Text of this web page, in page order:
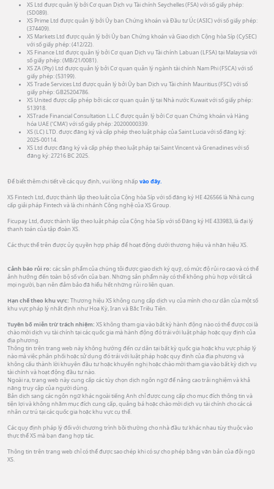
XS Ltd được quản lý bởi Cơ quan Dịch vụ Tài chính Seychelles (FSA) với số giấy phép:
(SD089).
XS Prime Ltd được quản lý bởi Ủy ban Chứng khoán và Đầu tư Úc (ASIC) với số giấy phép:
(374409).
XS Markets Ltd được quản lý bởi Ủy ban Chứng khoán và Giao dịch Cộng hòa Síp (CySEC)
với số giấy phép: (412/22).
XS Finance Ltd được quản lý bởi Cơ quan Dịch vụ Tài chính Labuan (LFSA) tại Malaysia với
số giấy phép: (MB/21/0081).
XS ZA (Pty) Ltd được quản lý bởi Cơ quan quản lý ngành tài chính Nam Phi (FSCA) với số
giấy phép: (53199).
XS Trade Services Ltd được quản lý bởi Ủy ban Dịch vụ Tài chính Mauritius (FSC) với số
giấy phép: GB25204786.
XS United được cấp phép bởi các cơ quan quản lý tại Nhà nước Kuwait với số giấy phép:
513918.
XSTrade Financial Consultation L.L.C được quản lý bởi Cơ quan Chứng khoán và Hàng
hóa UAE (‘CMA’) với số giấy phép: 20200000339.
XS (LC) LTD. được đăng ký và cấp phép theo luật pháp của Saint Lucia với số đăng ký:
2025-00114.
XS Ltd được đăng ký và cấp phép theo luật pháp tại Saint Vincent và Grenadines với số
đăng ký: 27216 BC 2025.
Để biết thêm chi tiết về các quy định, vui lòng nhấp vào đây.
XS Fintech Ltd, được thành lập theo luật của Cộng hòa Síp với số đăng ký HE 426566 là Nhà cung
cấp giải pháp Fintech và là chi nhánh Công nghệ của XS Group.
Ficupay Ltd, được thành lập theo luật pháp của Cộng hòa Síp với số Đăng ký HE 433983, là đại lý
thanh toán của tập đoàn XS.
Các thực thể trên được ủy quyền hợp pháp để hoạt động dưới thương hiệu và nhãn hiệu XS.
Cảnh báo rủi ro: các sản phẩm của chúng tôi được giao dịch ký quỹ, có mức độ rủi ro cao và có thể
ảnh hưởng đến toàn bộ số vốn của bạn. Những sản phẩm này có thể không phù hợp với tất cả
mọi người, bạn nên đảm bảo đã hiểu hết những rủi ro liên quan.
Hạn chế theo khu vực: Thương hiệu XS không cung cấp dịch vụ của mình cho cư dân của một số
khu vực pháp lý nhất định như Hoa Kỳ, Iran và Bắc Triều Tiên.
Tuyên bố miễn trừ trách nhiệm: XS không tham gia vào bất kỳ hành động nào có thể được coi là
chào mời dịch vụ tài chính tại các quốc gia mà hành động đó trái với luật pháp hoặc quy định của
địa phương.
Thông tin trên trang web này không hướng đến cư dân tại bất kỳ quốc gia hoặc khu vực pháp lý
nào mà việc phân phối hoặc sử dụng đó trái với luật pháp hoặc quy định của địa phương và
không cấu thành lời khuyên đầu tư hoặc khuyến nghị hoặc chào mời tham gia vào bất kỳ dịch vụ
tài chính và hoạt động đầu tư nào.
Ngoài ra, trang web này cung cấp các tùy chọn dịch ngôn ngữ để nâng cao trải nghiệm và khả
năng truy cập của người dùng.
Bản dịch sang các ngôn ngữ khác ngoài tiếng Anh chỉ được cung cấp cho mục đích thông tin và
tiện lợi và không nhằm mục đích cung cấp, quảng bá hoặc chào mời dịch vụ tài chính cho các cá
nhân cư trú tại các quốc gia hoặc khu vực cụ thể.
Các quy định pháp lý đối với chương trình bồi thường cho nhà đầu tư khác nhau tùy thuộc vào
thực thể XS mà bạn đang hợp tác.
Thông tin trên trang web chỉ có thể được sao chép khi có sự cho phép bằng văn bản của đội ngũ
XS.